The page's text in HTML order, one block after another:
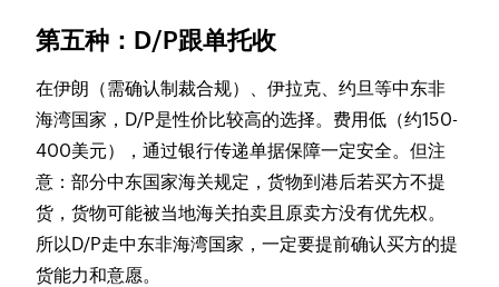
第五种：D/P跟单托收
在伊朗（需确认制裁合规）、伊拉克、约旦等中东非
海湾国家，D/P是性价比较高的选择。费用低（约150-
400美元），通过银行传递单据保障一定安全。但注
意：部分中东国家海关规定，货物到港后若买方不提
货，货物可能被当地海关拍卖且原卖方没有优先权。
所以D/P走中东非海湾国家，一定要提前确认买方的提
货能力和意愿。